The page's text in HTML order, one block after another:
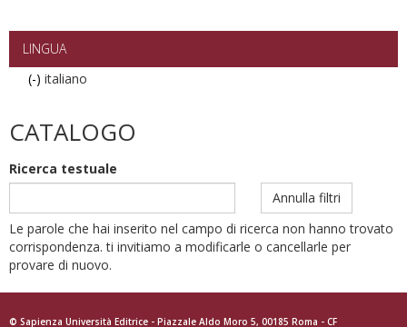
access
PDF
filter
LINGUA
(-) Remove
italiano
CATALOGO
Ricerca testuale
Annulla filtri
Le parole che hai inserito nel campo di ricerca non hanno trovato
corrispondenza. ti invitiamo a modificarle o cancellarle per
provare di nuovo.
© Sapienza Università Editrice - Piazzale Aldo Moro 5, 00185 Roma - CF